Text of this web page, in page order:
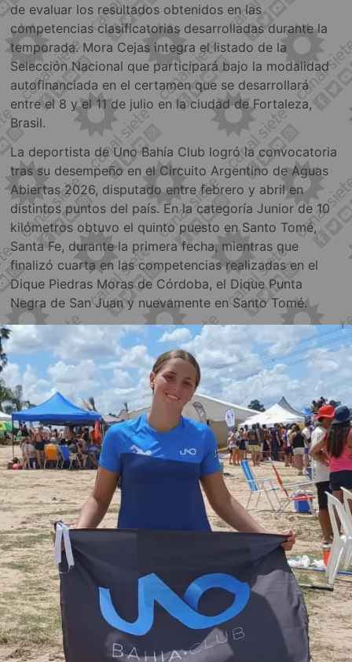
de evaluar los resultados obtenidos en las
competencias clasificatorias desarrolladas durante la
temporada. Mora Cejas integra el listado de la
Selección Nacional que participará bajo la modalidad
autofinanciada en el certamen que se desarrollará
entre el 8 y el 11 de julio en la ciudad de Fortaleza,
Brasil.
La deportista de Uno Bahía Club logró la convocatoria
tras su desempeño en el Circuito Argentino de Aguas
Abiertas 2026, disputado entre febrero y abril en
distintos puntos del país. En la categoría Junior de 10
kilómetros obtuvo el quinto puesto en Santo Tomé,
Santa Fe, durante la primera fecha, mientras que
finalizó cuarta en las competencias realizadas en el
Dique Piedras Moras de Córdoba, el Dique Punta
Negra de San Juan y nuevamente en Santo Tomé.